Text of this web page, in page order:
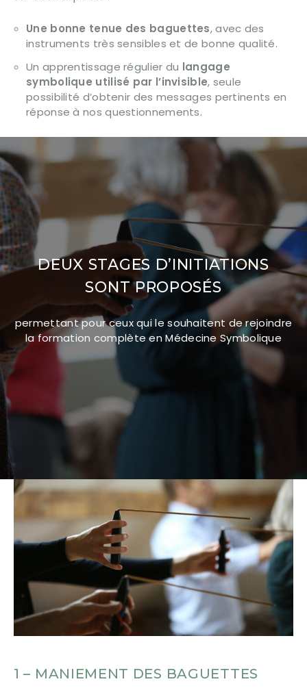
Une bonne tenue des baguettes, avec des
instruments très sensibles et de bonne qualité.
Un apprentissage régulier du langage
symbolique utilisé par l’invisible, seule
possibilité d’obtenir des messages pertinents en
réponse à nos questionnements.
DEUX STAGES D’INITIATIONS
SONT PROPOSÉS
permettant pour ceux qui le souhaitent de rejoindre
la formation complète en Médecine Symbolique
1 – MANIEMENT DES BAGUETTES